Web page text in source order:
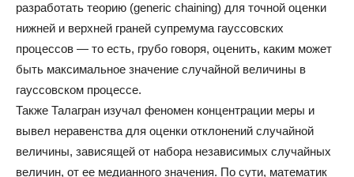
разработать теорию (generic chaining) для точной оценки
нижней и верхней граней супремума гауссовских
процессов — то есть, грубо говоря, оценить, каким может
быть максимальное значение случайной величины в
гауссовском процессе.
Также Талагран изучал феномен концентрации меры и
вывел неравенства для оценки отклонений случайной
величины, зависящей от набора независимых случайных
величин, от ее медианного значения. По сути, математик